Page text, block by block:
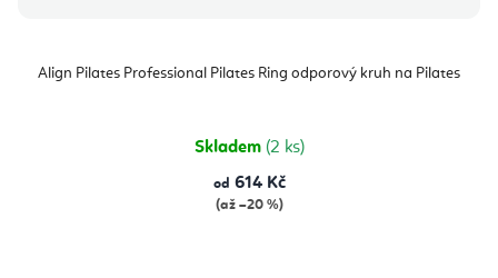
Align Pilates Professional Pilates Ring odporový kruh na Pilates
Skladem (2 ks)
od 614 Kč
(až –20 %)